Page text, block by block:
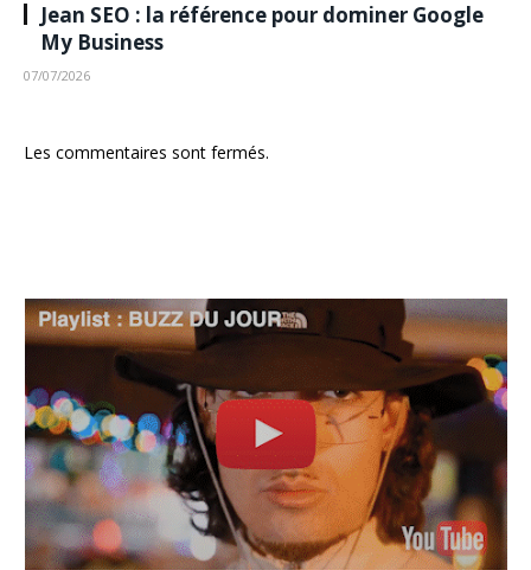
Jean SEO : la référence pour dominer Google
My Business
07/07/2026
Les commentaires sont fermés.